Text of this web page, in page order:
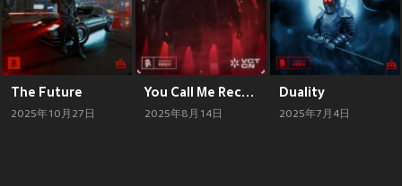
The Future
2025年10月27日
You Call Me Reckless
2025年8月14日
Duality
2025年7月4日